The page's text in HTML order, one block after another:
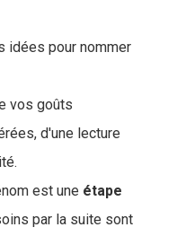
idées pour nommer
vos goûts
d'une lecture
est une étape
par la suite sont